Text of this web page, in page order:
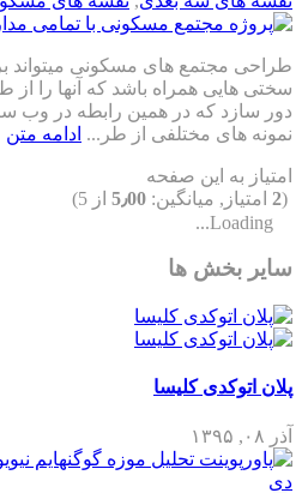
طراحی مجتمع های مسکونی میتواند
سختی هایی همراه باشد که آنها را از
نمونه های مختلفی از طر... ادامه متن
امتیاز به این صفحه
(
2 امتیاز, میانگین: 5٫00 از 5)
Loading...
سایر بخش ها
پلان اتوکدی کلیسا
آذر ۰۸, ۱۳۹۵